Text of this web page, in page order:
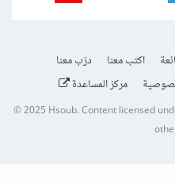
اكتب معنا
درّب معنا
مركز المساعدة
© 2025Hsoub.Content licensed